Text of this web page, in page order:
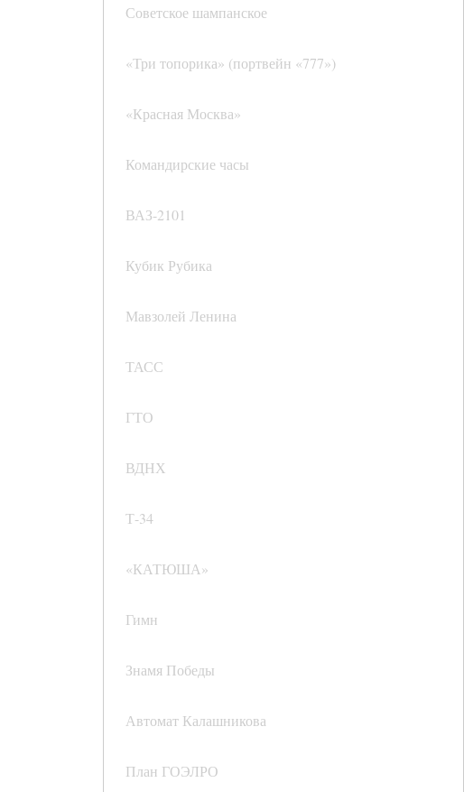
Советское шампанское
«Три топорика» (портвейн «777»)
«Красная Москва»
Командирские часы
ВАЗ-2101
Кубик Рубика
Мавзолей Ленина
ТАСС
ГТО
ВДНХ
Т-34
«КАТЮША»
Гимн
Знамя Победы
Автомат Калашникова
План ГОЭЛРО